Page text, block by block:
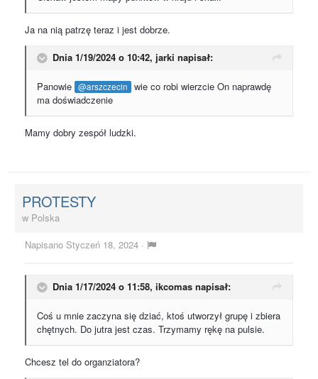
Ja na nią patrzę teraz i jest dobrze.
Dnia 1/19/2024 o 10:42, jarki napisał:
Panowie @arszczecin
wie co robi wierzcie On naprawdę
ma doświadczenie
Mamy dobry zespół ludzki.
PROTESTY
w Polska
Napisano Styczeń 18, 2024 ·
Dnia 1/17/2024 o 11:58, ikcomas napisał:
Coś u mnie zaczyna się dziać, ktoś utworzył grupę i zbiera
chętnych. Do jutra jest czas. Trzymamy rękę na pulsie.
Chcesz tel do organziatora?